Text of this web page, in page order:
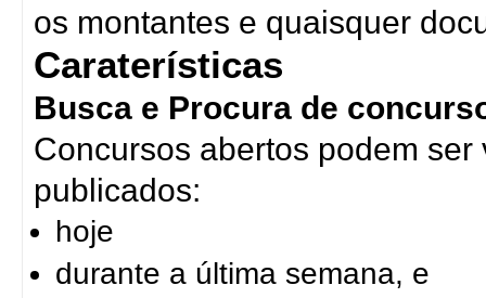
os montantes e quaisquer
Caraterísticas
Busca e Procura de
Concursos abertos podem
publicados:
hoje
durante a última semana, e